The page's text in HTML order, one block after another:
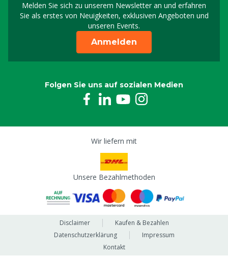
Melden Sie sich zu unserem Newsletter an und erfahren
Sie als erstes von Neuigkeiten, exklusiven Angeboten und
unseren Events.
Melden Sie sich für
Anmelden
Folgen Sie uns auf sozialen Medien
Wir liefern mit
Unsere Bezahlmethoden
Disclaimer
Kaufen & Bezahlen
Datenschutzerklärung
Impressum
Kontakt